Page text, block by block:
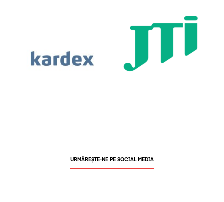
URMĂREȘTE-NE PE SOCIAL MEDIA